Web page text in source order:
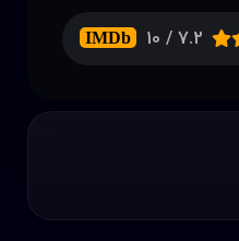
7.2 / 10
IMDb